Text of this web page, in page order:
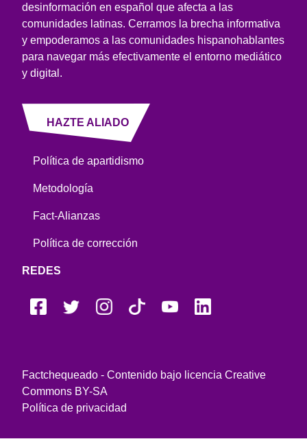
desinformación en español que afecta a las
comunidades latinas. Cerramos la brecha informativa
y empoderamos a las comunidades hispanohablantes
para navegar más efectivamente el entorno mediático
y digital.
HAZTE ALIADO
Política de apartidismo
Metodología
Fact-Alianzas
Política de corrección
REDES
Factchequeado - Contenido bajo licencia Creative
Commons BY-SA
Política de privacidad